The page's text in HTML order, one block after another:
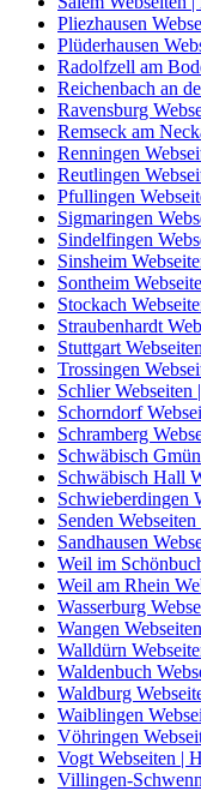
Pliezhausen
Plüderhausen
Radolfzell am
Reichenbach an
Ravensburg
Remseck am
Renningen
Reutlingen
Pfullingen
Sigmaringen
Sindelfingen
Sinsheim
Sontheim
Stockach
Straubenhardt
Stuttgart
Trossingen
Schlier Webseiten
Schorndorf
Schramberg
Schwäbisch
Schwäbisch Hall
Schwieberdingen
Senden
Sandhausen
Weil im
Weil am Rhein
Wasserburg
Wangen
Walldürn
Waldenbuch
Waldburg
Waiblingen
Vöhringen
Vogt Webseiten |
Villingen-